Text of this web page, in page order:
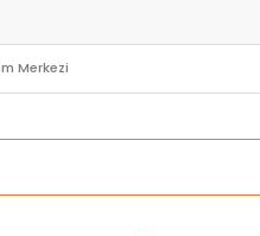
Merkezi